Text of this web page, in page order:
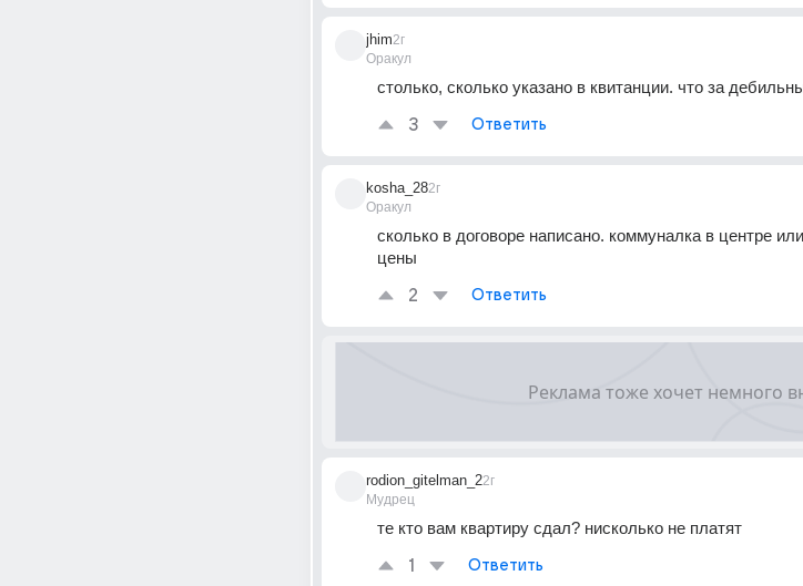
jhim
Оракул
2г
столько, сколько указано в квитанции. что за
3 Ответить
kosha_28
Оракул
2г
сколько в договоре написано. коммуналка в центре
цены
2 Ответить
rodion_gitelman_2
Мудрец
2г
те кто вам квартиру сдал? нисколько не платят
1 Ответить